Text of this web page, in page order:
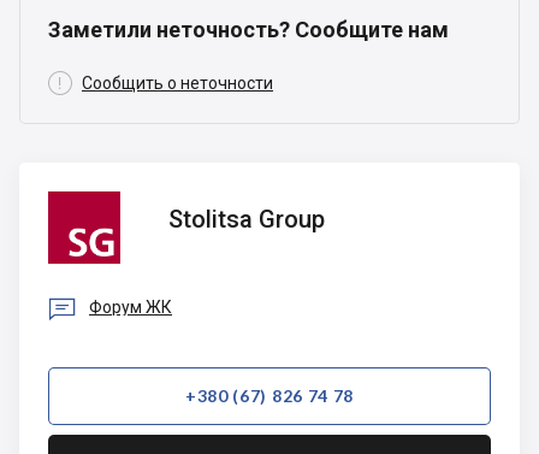
Заметили неточность? Сообщите нам
 Сообщить о неточности
Group
Stolitsa Group
 Форум ЖК
+380 (67) 826 74 78